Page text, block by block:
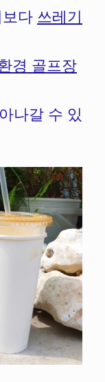
다 쓰레기
경 골프장
나갈 수 있